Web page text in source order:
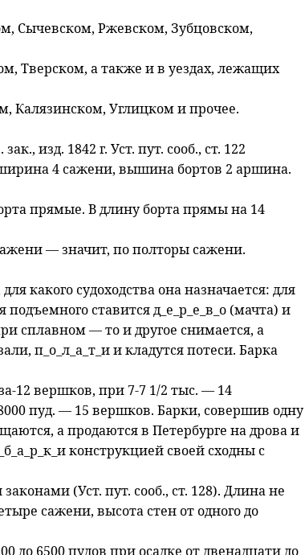
Сычевском, Ржевском, Зубцовском,
Тверском, а также и в уездах, лежащих
Калязинском, Углицком и прочее.
изд. 1842 г. Уст. пут. сооб., ст. 122
4 сажени, вышина бортов 2 аршина.
прямые. В длину борта прямы на 14
— значит, по полторы сажени.
какого судоходства она назначается: для
ставится д_е_р_е_в_о (мачта) и
сплавном — то и другое снимается, а
п_о_л_а_т_и и кладутся потеси. Барка
12 вершков, при 7-7 1/2 тыс. — 14
пуд. — 15 вершков. Барки, совершив одну
а продаются в Петербурге на дрова и
конструкцией своей сходны с
(Уст. пут. сооб., ст. 128). Длина не
сажени, высота стен от одного до
до 6500 пудов при осадке от двенадцати до